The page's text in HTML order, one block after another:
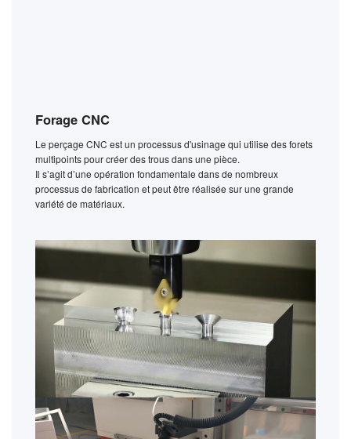
Forage CNC
Le perçage CNC est un processus d'usinage qui utilise des forets
multipoints pour créer des trous dans une pièce.
Il s’agit d’une opération fondamentale dans de nombreux
processus de fabrication et peut être réalisée sur une grande
variété de matériaux.